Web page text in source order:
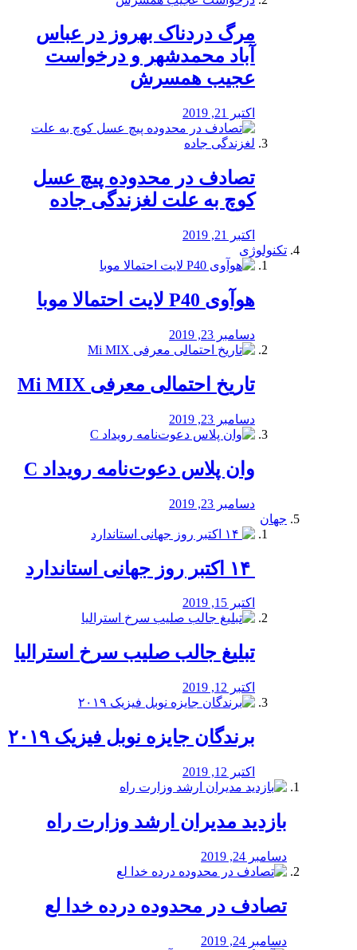
مرگ دردناک بهروز در عباس
آباد محمدشهر و درخواست
عجیب همسرش
اکتبر 21, 2019
تصادف در محدوده پیچ عسل
کوچ به علت لغزندگی جاده
اکتبر 21, 2019
تکنولوژی
هوآوی P40 لایت احتمالا موبا
دسامبر 23, 2019
تاریخ احتمالی معرفی Mi MIX
دسامبر 23, 2019
وان پلاس دعوت‌نامه رویداد C
دسامبر 23, 2019
جهان
اکتبر 15, 2019
تبلیغ جالب صلیب سرخ استرالیا
اکتبر 12, 2019
برندگان جایزه نوبل فیزیک ۲۰۱۹
اکتبر 12, 2019
بازدید مدیران ارشد وزارت راه
دسامبر 24, 2019
تصادف در محدوده درده خدا لع
دسامبر 24, 2019